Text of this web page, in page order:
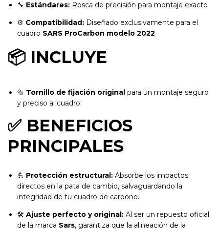
🔧 Estándares: Rosca de precisión para montaje exacto
⚙️ Compatibilidad: Diseñado exclusivamente para el
cuadro SARS ProCarbon modelo 2022
📦 INCLUYE
🔩 Tornillo de fijación original para un montaje seguro
y preciso al cuadro.
✅ BENEFICIOS
PRINCIPALES
💪 Protección estructural: Absorbe los impactos
directos en la pata de cambio, salvaguardando la
integridad de tu cuadro de carbono.
🛠️ Ajuste perfecto y original: Al ser un repuesto oficial
de la marca Sars, garantiza que la alineación de la